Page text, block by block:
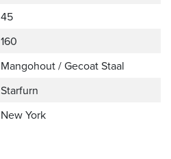
45
160
Mangohout / Gecoat Staal
Starfurn
New York